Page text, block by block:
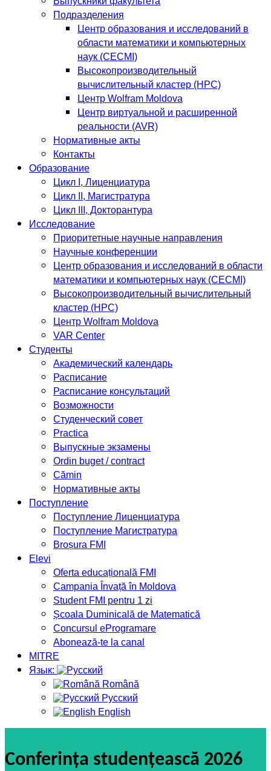
Подразделения
Центр образования и исследований в
области математики и компьютерных
наук (CECMI)
Высокопроизводительный
вычислительный кластер (HPC)
Центр Wolfram Moldova
Центр виртуальной и расширенной
реальности (AVR)
Нормативные акты
Контакты
Образование
Цикл I, Лиценциатура
Цикл II, Магистратура
Цикл III, Докторантура
Исследование
Приоритетные научные направления
Научные конференции
Центр образования и исследований в области
математики и компьютерных наук (CECMI)
Высокопроизводительный вычислительный
кластер (HPC)
Центр Wolfram Moldova
VAR Center
Студенты
Академический календарь
Расписание
Расписание консультаций
Возможности
Студенческий совет
Practica
Выпускные экзамены
Ordin buget / contract
Cămin
Нормативные акты
Поступление
Поступление Лиценциатура
Поступление Магистратура
Broșura FMI
Elevi
Oferta educațională FMI
Campania Învață în Moldova
Student FMI pentru 1 zi
Școala Duminicală de Matematică
Concursul eProgramare
Abonează-te la canal
MITRE
Язык:
Română
Русский
English
Conferința studențească 2026